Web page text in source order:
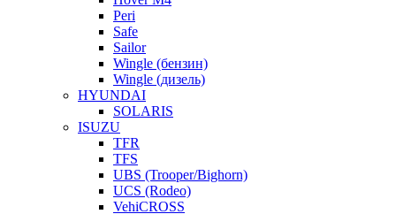
Peri
Safe
Sailor
Wingle (бензин)
Wingle (дизель)
HYUNDAI
SOLARIS
ISUZU
TFR
TFS
UBS (Trooper/Bighorn)
UCS (Rodeo)
VehiCROSS